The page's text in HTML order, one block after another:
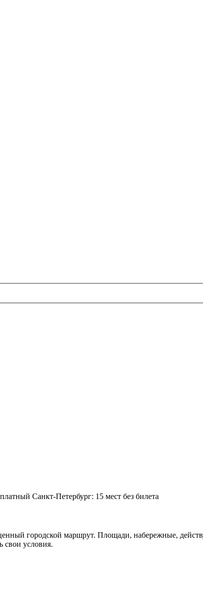
Санкт-Петербург: 15 мест без билета
городской маршрут. Площади, набережные,
свои условия.